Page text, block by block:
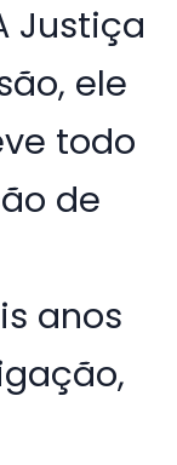
Justiça
ele
todo
de
anos